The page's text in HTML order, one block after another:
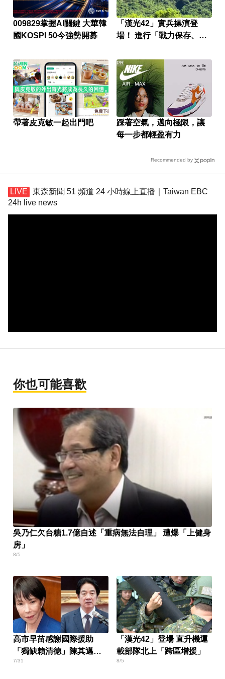
009829掌握AI關鍵 大華韓
國KOSPI 50今強勢開募
「漢光42」實兵操演登
場！ 進行「戰力保存、徵
帶著皮克敏一起出門吧
PR
踩著空氣，邁向極限，讓
每一步都輕盈有力
PR
Recommended by
東森新聞 51 頻道 24 小時線上直播｜Taiwan EBC
24h live news
你也可能喜歡
吳乃仁欠台糖1.7億自述「重病無法自理」 遭爆「上健身
房」
8/5
高市早苗感謝國際援助
「獨缺賴清德」陳其邁：
不必計較
7/31
「漢光42」登場 直升機運
載部隊北上「跨區增援」
8/5